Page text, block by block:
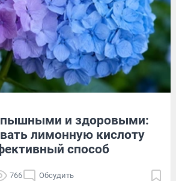
пышными и здоровыми:
лимонную кислоту
способ
766 Обсудить